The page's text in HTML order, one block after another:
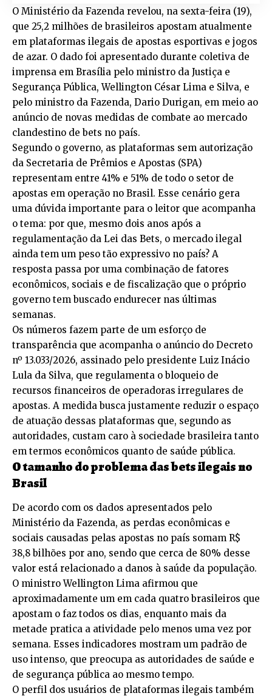
O Ministério da Fazenda revelou, na sexta-feira (19),
que 25,2 milhões de brasileiros apostam atualmente
em plataformas ilegais de apostas esportivas e jogos
de azar. O dado foi apresentado durante coletiva de
imprensa em Brasília pelo ministro da Justiça e
Segurança Pública, Wellington César Lima e Silva, e
pelo ministro da Fazenda, Dario Durigan, em meio ao
anúncio de novas medidas de combate ao mercado
clandestino de bets no país.
Segundo o governo, as plataformas sem autorização
da Secretaria de Prêmios e Apostas (SPA)
representam entre 41% e 51% de todo o setor de
apostas em operação no Brasil. Esse cenário gera
uma dúvida importante para o leitor que acompanha
o tema: por que, mesmo dois anos após a
regulamentação da Lei das Bets, o mercado ilegal
ainda tem um peso tão expressivo no país? A
resposta passa por uma combinação de fatores
econômicos, sociais e de fiscalização que o próprio
governo tem buscado endurecer nas últimas
semanas.
Os números fazem parte de um esforço de
transparência que acompanha o anúncio do Decreto
nº 13.033/2026, assinado pelo presidente Luiz Inácio
Lula da Silva, que regulamenta o bloqueio de
recursos financeiros de operadoras irregulares de
apostas. A medida busca justamente reduzir o espaço
de atuação dessas plataformas que, segundo as
autoridades, custam caro à sociedade brasileira tanto
em termos econômicos quanto de saúde pública.
O tamanho do problema das bets ilegais no
Brasil
De acordo com os dados apresentados pelo
Ministério da Fazenda, as perdas econômicas e
sociais causadas pelas apostas no país somam R$
38,8 bilhões por ano, sendo que cerca de 80% desse
valor está relacionado a danos à saúde da população.
O ministro Wellington Lima afirmou que
aproximadamente um em cada quatro brasileiros que
apostam o faz todos os dias, enquanto mais da
metade pratica a atividade pelo menos uma vez por
semana. Esses indicadores mostram um padrão de
uso intenso, que preocupa as autoridades de saúde e
de segurança pública ao mesmo tempo.
O perfil dos usuários de plataformas ilegais também